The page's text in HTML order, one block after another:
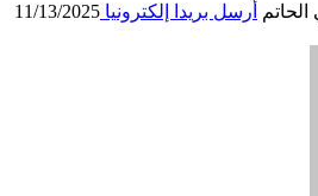
الحاتم أرسل بريدا إلكترونيا 11/13/2025